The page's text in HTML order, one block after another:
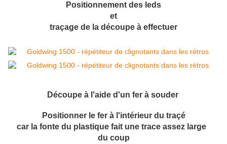
Positionnement des leds
et
traçage de la découpe à effectuer
Découpe à l'aide d'un fer à souder
Positionner le fer à l'intérieur du traçé
car la fonte du plastique fait une trace assez large
du coup